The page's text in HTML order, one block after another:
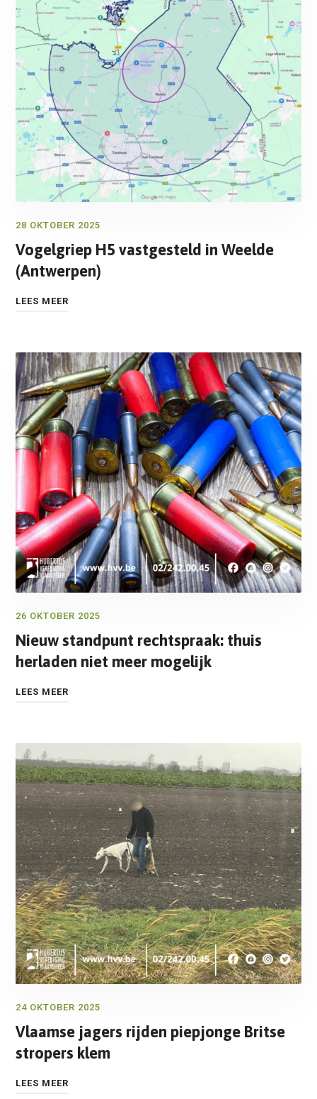
28 OKTOBER 2025
Vogelgriep H5 vastgesteld in Weelde
(Antwerpen)
LEES MEER
26 OKTOBER 2025
Nieuw standpunt rechtspraak: thuis
herladen niet meer mogelijk
LEES MEER
24 OKTOBER 2025
Vlaamse jagers rijden piepjonge Britse
stropers klem
LEES MEER